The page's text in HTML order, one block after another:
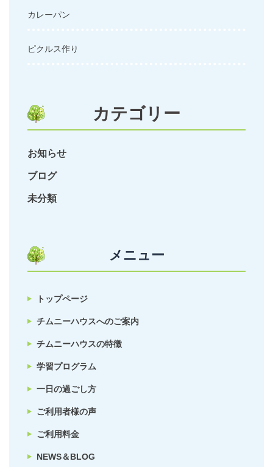
カレーパン
ピクルス作り
カテゴリー
お知らせ
ブログ
未分類
メニュー
トップページ
チムニーハウスへのご案内
チムニーハウスの特徴
学習プログラム
一日の過ごし方
ご利用者様の声
ご利用料金
NEWS＆BLOG